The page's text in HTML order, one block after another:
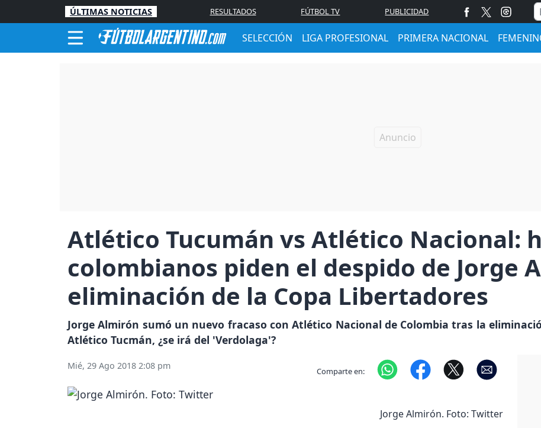
ÚLTIMAS NOTICIAS RESULTADOS FÚTBOL TV PUBLICIDAD
SELECCIÓN LIGA PROFESIONAL PRIMERA NACIONAL
Atlético Tucumán vs Atlético Nacional:
colombianos piden el despido de Jorge
eliminación de la Copa Libertadores
Jorge Almirón sumó un nuevo fracaso con Atlético Nacional de Colombia tras la
Atlético Tucmán, ¿se irá del 'Verdolaga'?
Mié, 29 Ago 2018 2:08 pm Comparte en:
Jorge Almirón. Foto: Twitter